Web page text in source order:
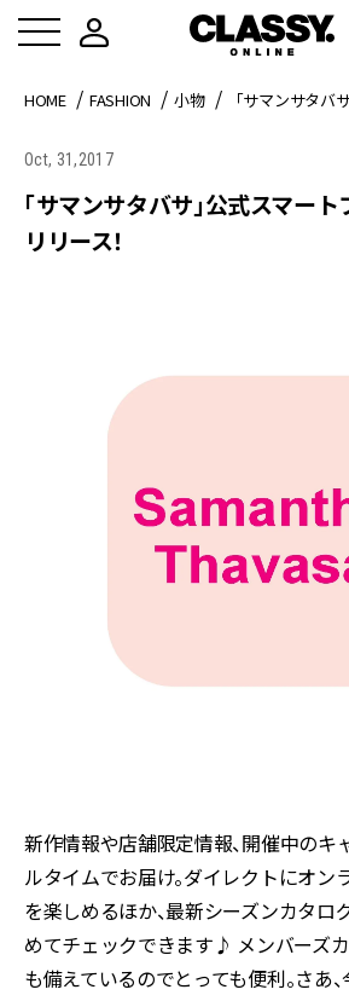
HOME FASHION 小物 「サマンサタバ
Oct, 31,2017
「サマンサタバサ」公式スマー
リリース！
新作情報や店舗限定情報、開催中のキ
ルタイムでお届け。ダイレクトにオン
を楽しめるほか、最新シーズンカタロ
めてチェックできます♪ メンバーズ
も備えているのでとっても便利。さあ